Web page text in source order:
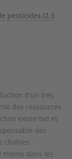
pesticides (2.3
d'un très
des ressources
existe bel et
des
chaînes
thème dans les